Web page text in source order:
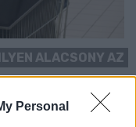
Personal
ALACSONY AZ
éves
az élelmiszerek ára